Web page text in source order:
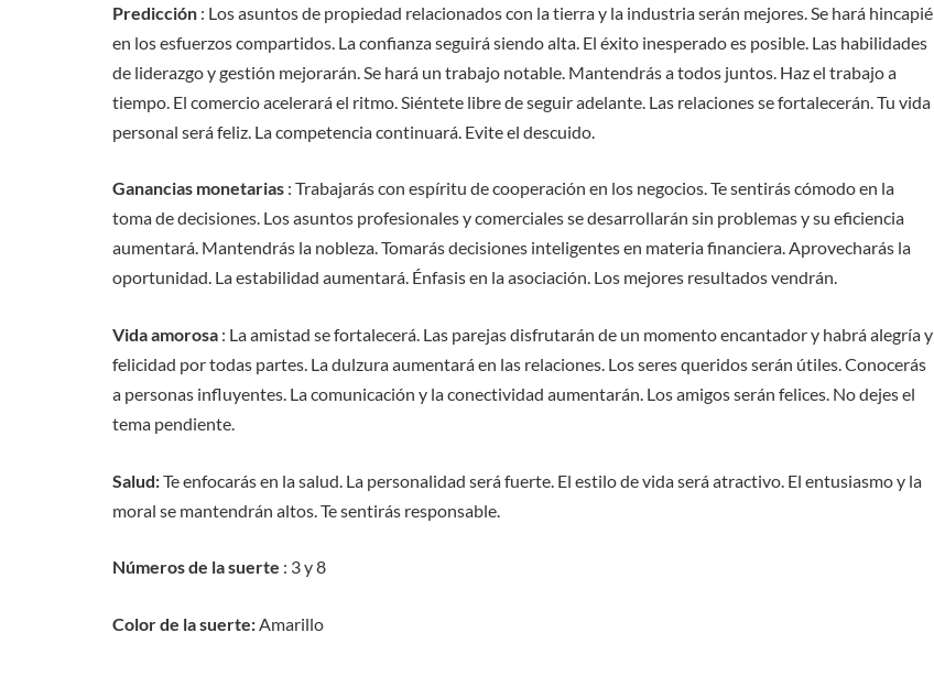
Predicción : Los asuntos de propiedad relacionados con la tierra y la industria serán mejores. Se hará hincapié
en los esfuerzos compartidos. La confianza seguirá siendo alta. El éxito inesperado es posible. Las habilidades
de liderazgo y gestión mejorarán. Se hará un trabajo notable. Mantendrás a todos juntos. Haz el trabajo a
tiempo. El comercio acelerará el ritmo. Siéntete libre de seguir adelante. Las relaciones se fortalecerán. Tu vida
personal será feliz. La competencia continuará. Evite el descuido.
Ganancias monetarias : Trabajarás con espíritu de cooperación en los negocios. Te sentirás cómodo en la
toma de decisiones. Los asuntos profesionales y comerciales se desarrollarán sin problemas y su eficiencia
aumentará. Mantendrás la nobleza. Tomarás decisiones inteligentes en materia financiera. Aprovecharás la
oportunidad. La estabilidad aumentará. Énfasis en la asociación. Los mejores resultados vendrán.
Vida amorosa : La amistad se fortalecerá. Las parejas disfrutarán de un momento encantador y habrá alegría y
felicidad por todas partes. La dulzura aumentará en las relaciones. Los seres queridos serán útiles. Conocerás
a personas influyentes. La comunicación y la conectividad aumentarán. Los amigos serán felices. No dejes el
tema pendiente.
Salud:Te enfocarás en la salud. La personalidad será fuerte. El estilo de vida será atractivo. El entusiasmo y la
moral se mantendrán altos. Te sentirás responsable.
Números de la suerte : 3 y 8
Color de la suerte:Amarillo